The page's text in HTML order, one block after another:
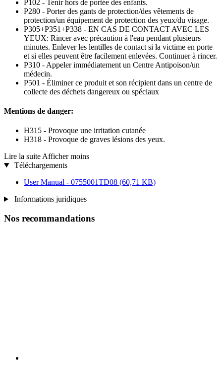
P102 - Tenir hors de portée des enfants.
P280 - Porter des gants de protection/des vêtements de
protection/un équipement de protection des yeux/du visage.
P305+P351+P338 - EN CAS DE CONTACT AVEC LES
YEUX: Rincer avec précaution à l'eau pendant plusieurs
minutes. Enlever les lentilles de contact si la victime en porte
et si elles peuvent être facilement enlevées. Continuer à rincer.
P310 - Appeler immédiatement un Centre Antipoison/un
médecin.
P501 - Éliminer ce produit et son récipient dans un centre de
collecte des déchets dangereux ou spéciaux
Mentions de danger:
H315 - Provoque une irritation cutanée
H318 - Provoque de graves lésions des yeux.
Lire la suite Afficher moins
Téléchargements
User Manual - 0755001TD08 (60,71 KB)
Informations juridiques
Nos recommandations